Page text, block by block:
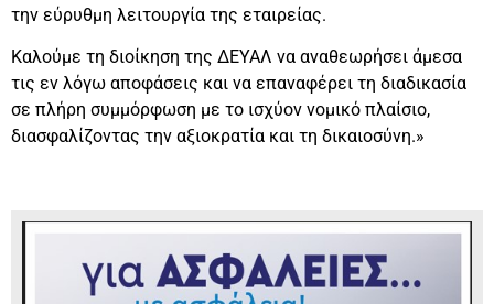
την εύρυθμη λειτουργία της εταιρείας.
Καλούμε τη διοίκηση της ΔΕΥΑΛ να αναθεωρήσει άμεσα
τις εν λόγω αποφάσεις και να επαναφέρει τη διαδικασία
σε πλήρη συμμόρφωση με το ισχύον νομικό πλαίσιο,
διασφαλίζοντας την αξιοκρατία και τη δικαιοσύνη.»